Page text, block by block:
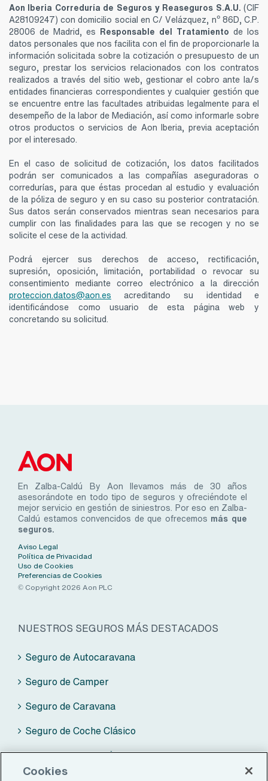
Aon Iberia Correduría de Seguros y Reaseguros S.A.U. (CIF
A28109247) con domicilio social en C/ Velázquez, nº 86D, C.P.
28006 de Madrid, es Responsable del Tratamiento de los
datos personales que nos facilita con el fin de proporcionarle la
información solicitada sobre la cotización o presupuesto de un
seguro, prestar los servicios relacionados con los contratos
realizados a través del sitio web, gestionar el cobro ante la/s
entidades financieras correspondientes y cualquier gestión que
se encuentre entre las facultades atribuidas legalmente para el
desempeño de la labor de Mediación, así como informarle sobre
otros productos o servicios de Aon Iberia, previa aceptación
por el interesado.
En el caso de solicitud de cotización, los datos facilitados
podrán ser comunicados a las compañías aseguradoras o
corredurías, para que éstas procedan al estudio y evaluación
de la póliza de seguro y en su caso su posterior contratación.
Sus datos serán conservados mientras sean necesarios para
cumplir con las finalidades para las que se recogen y no se
solicite el cese de la actividad.
Podrá ejercer sus derechos de acceso, rectificación,
supresión, oposición, limitación, portabilidad o revocar su
consentimiento mediante correo electrónico a la dirección
proteccion.datos@aon.es acreditando su identidad e
identificándose como usuario de esta página web y
concretando su solicitud.
En Zalba-Caldú By Aon llevamos más de 30 años
asesorándote en todo tipo de seguros y ofreciéndote el
mejor servicio en gestión de siniestros. Por eso en Zalba-
Caldú estamos convencidos de que ofrecemos más que
seguros.
Aviso Legal
Política de Privacidad
Uso de Cookies
Preferencias de Cookies
© Copyright 2026 Aon PLC
NUESTROS SEGUROS MÁS DESTACADOS
Seguro de Autocaravana
Seguro de Camper
Seguro de Caravana
Seguro de Coche Clásico
Seguro de Moto Clásica
Cookies